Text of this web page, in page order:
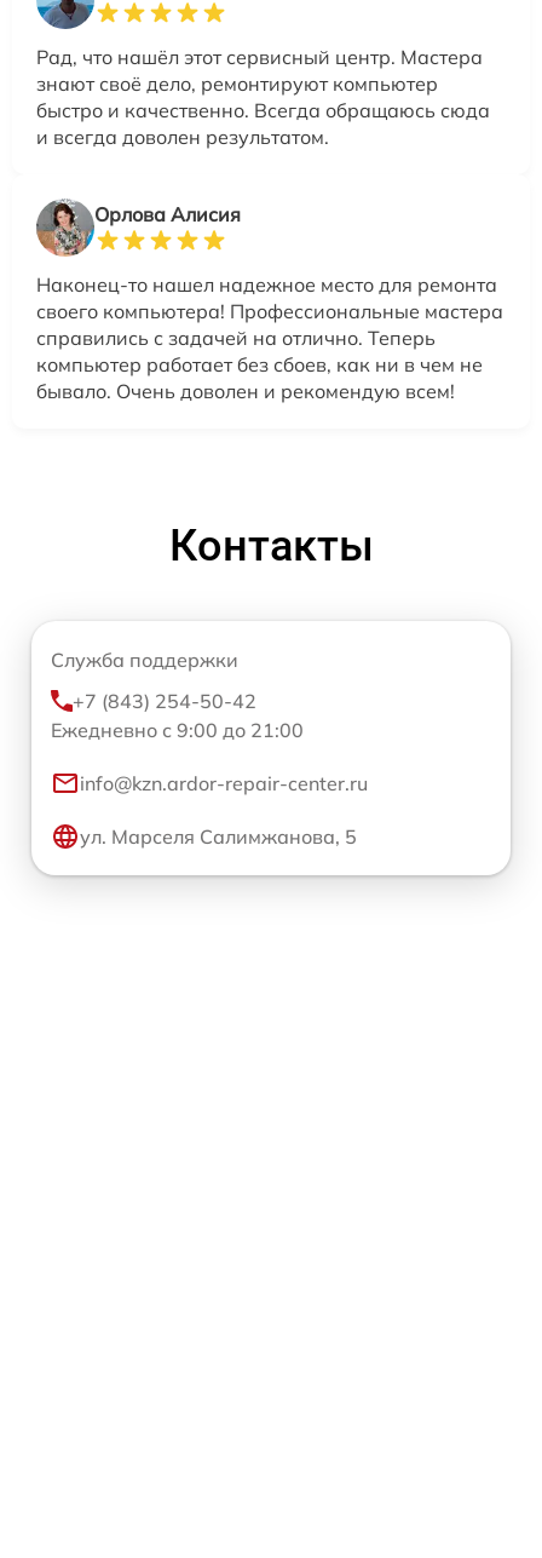
Рад, что нашёл этот сервисный центр. Мастера
знают своё дело, ремонтируют компьютер
быстро и качественно. Всегда обращаюсь сюда
и всегда доволен результатом.
Орлова Алисия
Наконец-то нашел надежное место для ремонта
своего компьютера! Профессиональные мастера
справились с задачей на отлично. Теперь
компьютер работает без сбоев, как ни в чем не
бывало. Очень доволен и рекомендую всем!
Контакты
Служба поддержки
+7 (843) 254-50-42
Ежедневно с 9:00 до 21:00
info@kzn.ardor-repair-center.ru
ул. Марселя Салимжанова, 5